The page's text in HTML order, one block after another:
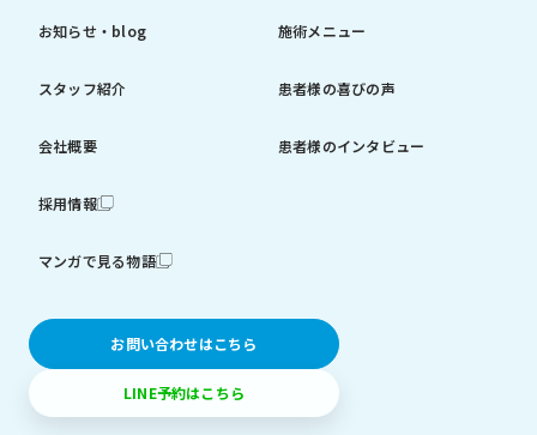
お知らせ・blog
スタッフ紹介
会社概要
施術メニュー
患者様の喜びの声
患者様のインタビュー
採用情報
マンガで見る物語
お問い合わせはこちら
LINE予約はこちら